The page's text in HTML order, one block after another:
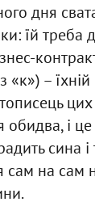
дня
їй треба
«к») –
цих
і
сина і
сам на сам